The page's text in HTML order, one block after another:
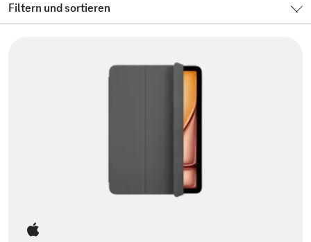
Filtern und sortieren